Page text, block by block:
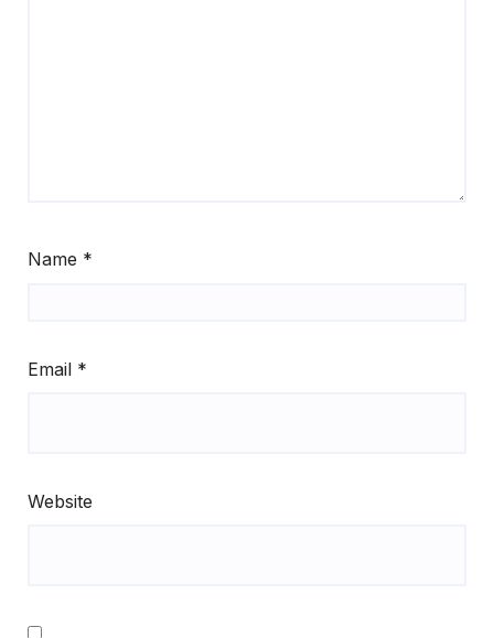
Name *
Email *
Website